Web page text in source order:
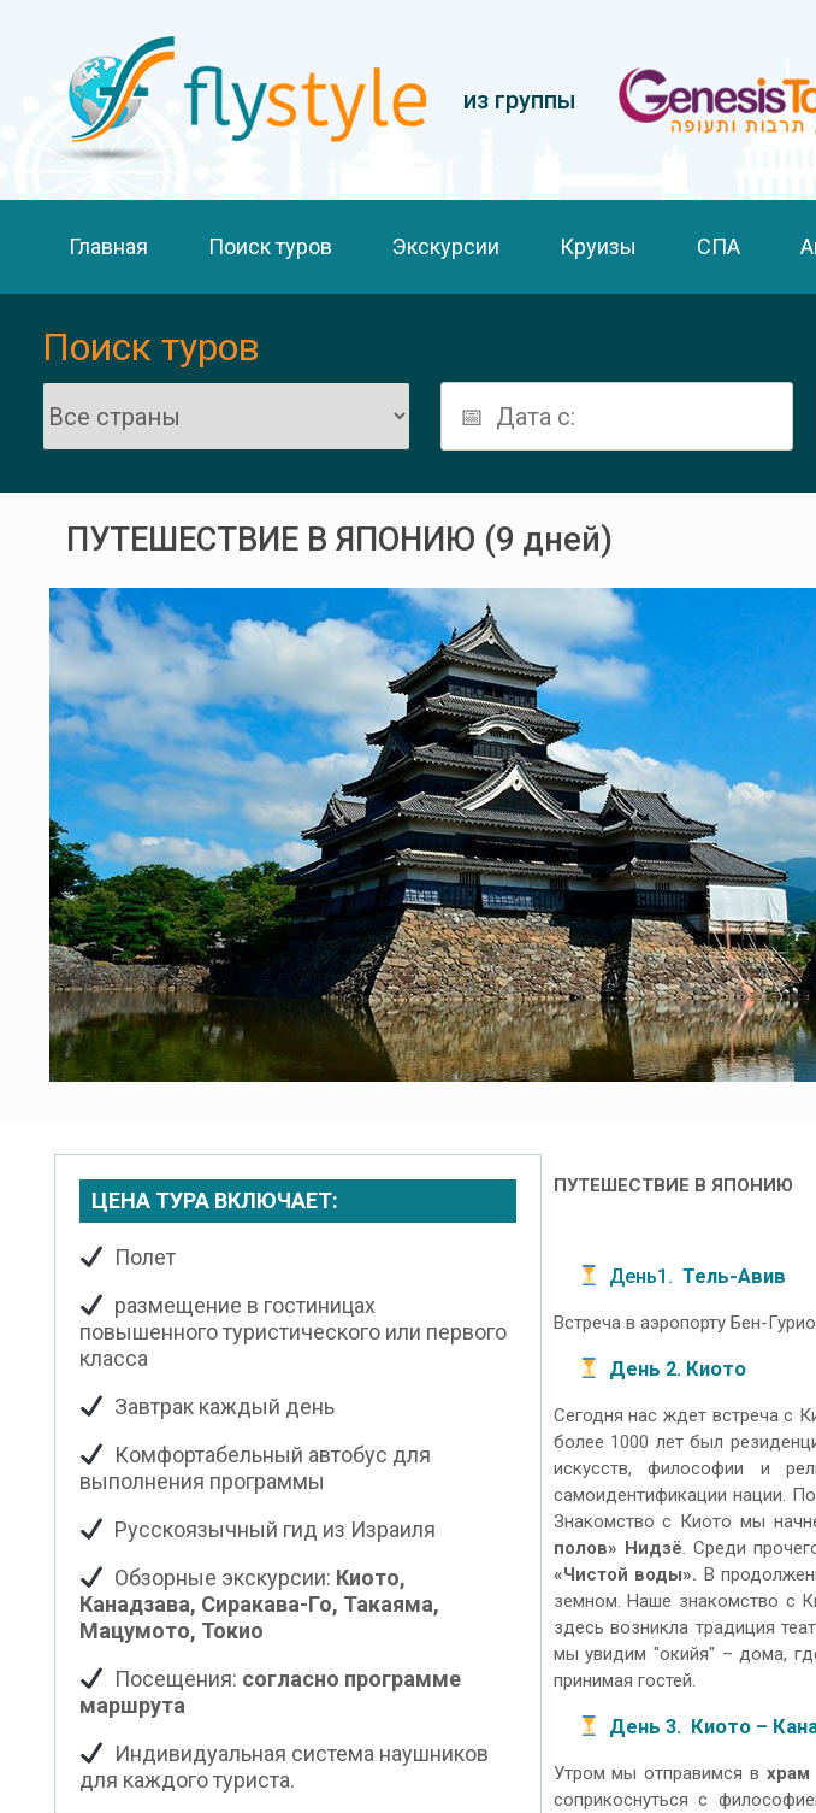
из группы
Главная Поиск туров Экскурсии Круизы СПА
Поиск туров
ПУТЕШЕСТВИЕ В ЯПОНИЮ (9 дней)
ЦЕНА ТУРА ВКЛЮЧАЕТ:
Полет
размещение в гостиницах
повышенного туристического или первого
класса
Завтрак каждый день
Комфортабельный автобус для
выполнения программы
Русскоязычный гид из Израиля
Обзорные экскурсии: Киото,
Канадзава, Сиракава-Го, Такаяма,
Мацумото, Токио
Посещения: согласно программе
маршрута
Индивидуальная система наушников
для каждого туриста.
ПУТЕШЕСТВИЕ В ЯПОНИЮ
День1.Тель-Авив
Встреча в аэропорту Бен-
День 2. Киото
Сегодня нас ждет встреча с
более 1000 лет был
искусств, философии и
самоидентификации нации.
Знакомство с Киото мы
полов» Нидзё. Среди
«Чистой воды». В
земном. Наше знакомство с
здесь возникла традиция
мы увидим "окийя" – дома,
принимая гостей.
День 3. Киото –
Утром мы отправимся в храм
соприкоснуться с